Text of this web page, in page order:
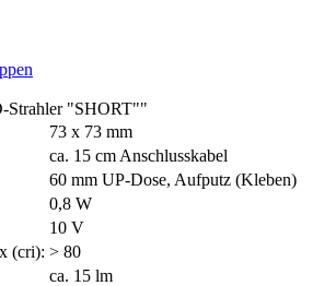
Strahler "SHORT""
73 x 73 mm
ca. 15 cm Anschlusskabel
60 mm UP-Dose, Aufputz (Kleben)
0,8 W
10 V
(cri): > 80
ca. 15 lm